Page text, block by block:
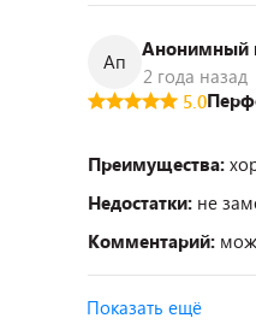
Ап
Анонимный
2 года назад
5.0
Преимущества:
Недостатки: не
Комментарий:
Показать ещё